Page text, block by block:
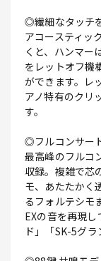
◎繊細なタッチ
アコースティッ
くと、ハンマー
をレットオフ機
ができます。レ
アノ特有のクリ
す。
◎フルコンサー
最高峰のフルコ
収録。複雑で芯
モ、あたたかく
るフォルテシモ
EXの音を再現
ド」「SK-5グラ